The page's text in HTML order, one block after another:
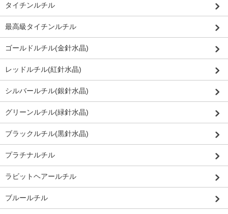
タイチンルチル
最高級タイチンルチル
ゴールドルチル(金針水晶)
レッドルチル(紅針水晶)
シルバールチル(銀針水晶)
グリーンルチル(緑針水晶)
ブラックルチル(黒針水晶)
プラチナルチル
ラビットヘアールチル
ブルールチル